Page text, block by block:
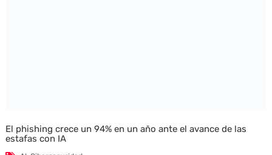
El phishing crece un 94% en un año ante el avance de las
estafas con IA